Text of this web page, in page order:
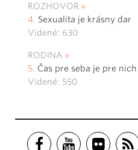
ROZHOVOR
Sexualita je krásny dar
Videné: 630
RODINA
Čas pre seba je pre
Videné: 550